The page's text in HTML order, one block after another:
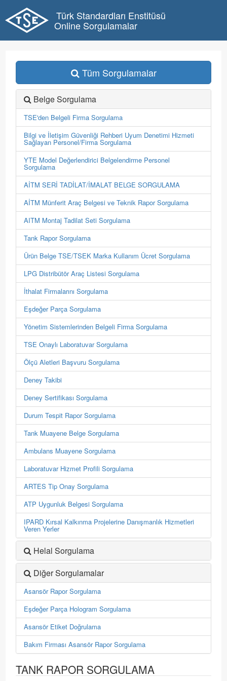
Türk Standardları Enstitüsü
Online Sorgulamalar
Tüm Sorgulamalar
Belge Sorgulama
TSE'den Belgeli Firma Sorgulama
Bilgi ve İletişim Güvenliği Rehberi Uyum Denetimi Hizmeti
Sağlayan Personel/Firma Sorgulama
YTE Model Değerlendirici Belgelendirme Personel
Sorgulama
AİTM SERİ TADİLAT/İMALAT BELGE SORGULAMA
AİTM Münferit Araç Belgesi ve Teknik Rapor Sorgulama
AITM Montaj Tadilat Seti Sorgulama
Tank Rapor Sorgulama
Ürün Belge TSE/TSEK Marka Kullanım Ücret Sorgulama
LPG Distribütör Araç Listesi Sorgulama
İthalat Firmalarını Sorgulama
Eşdeğer Parça Sorgulama
Yönetim Sistemlerinden Belgeli Firma Sorgulama
TSE Onaylı Laboratuvar Sorgulama
Ölçü Aletleri Başvuru Sorgulama
Deney Takibi
Deney Sertifikası Sorgulama
Durum Tespit Rapor Sorgulama
Tank Muayene Belge Sorgulama
Ambulans Muayene Sorgulama
Laboratuvar Hizmet Profili Sorgulama
ARTES Tip Onay Sorgulama
ATP Uygunluk Belgesi Sorgulama
IPARD Kırsal Kalkınma Projelerine Danışmanlık Hizmetleri
Veren Yerler
Helal Sorgulama
Diğer Sorgulamalar
Asansör Rapor Sorgulama
Eşdeğer Parça Hologram Sorgulama
Asansör Etiket Doğrulama
Bakım Firması Asansör Rapor Sorgulama
TANK RAPOR SORGULAMA